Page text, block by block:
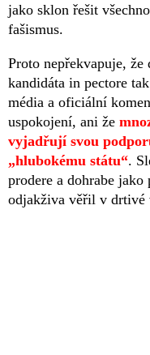
jako sklon řešit
fašismus.
Proto nepřekvapuje,
kandidáta in pectore
média a oficiální
uspokojení, ani že
vyjadřují svou
„hlubokému státu“.
prodere a dohrabe
odjakživa věřil v drtivé